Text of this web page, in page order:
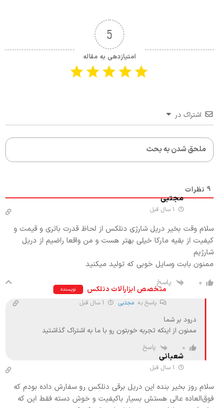
5
امتیازدهی به مقاله
اشتراک در
9 نظرات
مجتبی
سلام وقت بخیر دریل شارژی دنلکس از لحاظ قدرت باتری و قیمت و
کیفیت از بقیه مارکا خیلی بهتر هست و من واقعا راضیم از دریل
شارژیم
ممنون بابت وسایل خوبی که تولید میکنید
0 پاسخ
متخصص ابزارآلات دنلکس نویسنده
پاسخ به مجتبی
درود بر شما
ممنون از اینکه تجربه خوبتون رو با ما به اشتراک گذاشتید
0 پاسخ
شعبانی
سلام روز بخیر بنده این دریل برقی دنلکس رو سفارش داده بودم که
فوق‌العاده عالی هستش بسیار باکیفیت و خوش دسته فقط این که